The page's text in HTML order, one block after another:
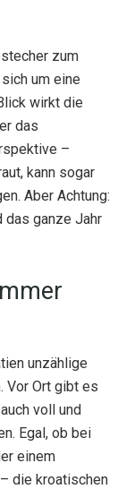
zum
um eine
wirkt die
das
–
kann sogar
Aber Achtung:
das ganze Jahr
unzählige
Vor Ort gibt es
voll und
Egal, ob bei
einem
die kroatischen